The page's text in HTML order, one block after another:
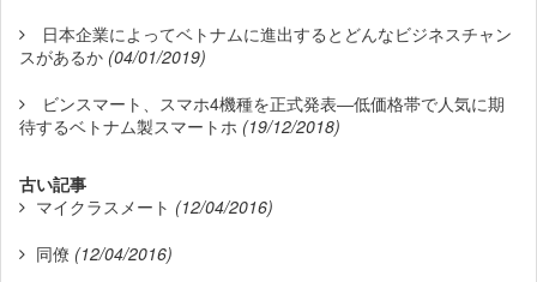
日本企業によってベトナムに進出するとどんなビジネスチャン
スがあるか (04/01/2019)
ビンスマート、スマホ4機種を正式発表―低価格帯で人気に期
待するベトナム製スマートホ (19/12/2018)
古い記事
マイクラスメート (12/04/2016)
同僚 (12/04/2016)